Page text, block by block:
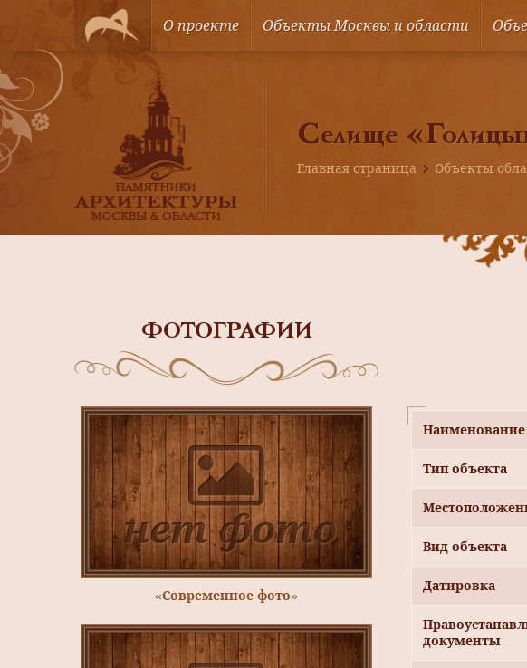
О проекте Объекты Москвы и области
Селище
Главная страница Объекты
ФОТОГРАФИИ
«Современное фото»
Наименование
Тип объекта
Вид объекта
Датировка
документы